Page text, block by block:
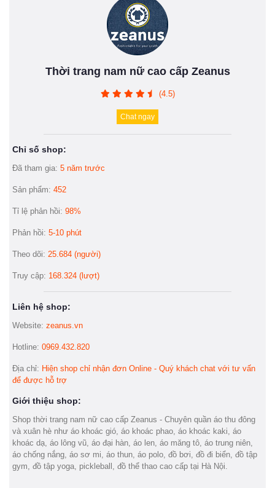
Thời trang nam nữ cao cấp Zeanus
(4.5)
Chat ngay
Chỉ số shop:
Đã tham gia: 5 năm trước
Sản phẩm: 452
Tỉ lệ phản hồi: 98%
Phản hồi: 5-10 phút
Theo dõi: 25.684 (người)
Truy cập: 168.324 (lượt)
Liên hệ shop:
Website: zeanus.vn
Hotline: 0969.432.820
Địa chỉ: Hiện shop chỉ nhận đơn Online - Quý khách chat với tư vấn
để được hỗ trợ
Giới thiệu shop:
Shop thời trang nam nữ cao cấp Zeanus - Chuyên quần áo thu đông
và xuân hè như áo khoác gió, áo khoác phao, áo khoác kaki, áo
khoác dạ, áo lông vũ, áo đại hàn, áo len, áo măng tô, áo trung niên,
áo chống nắng, áo sơ mi, áo thun, áo polo, đồ bơi, đồ đi biển, đồ tập
gym, đồ tập yoga, pickleball, đồ thể thao cao cấp tại Hà Nội.